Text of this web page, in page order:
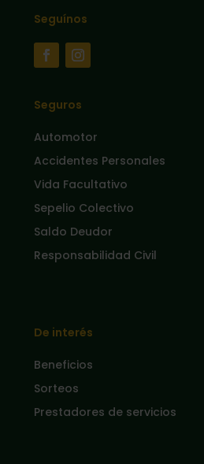
Seguínos
Seguros
Automotor
Accidentes Personales
Vida Facultativo
Sepelio Colectivo
Saldo Deudor
Responsabilidad Civil
De interés
Beneficios
Sorteos
Prestadores de servicios